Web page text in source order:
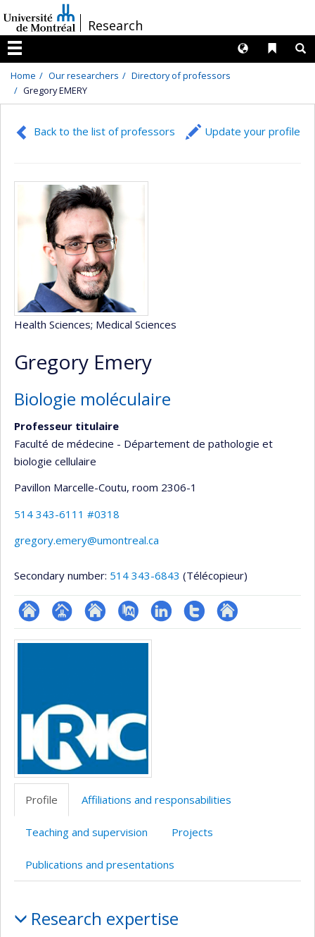
au
contenu
/Research
Menu
Liens
Langues
Home Our researchers
Directory of professors
Gregory EMERY
Back to the list of professors Update your profile
Health Sciences; Medical Sciences
Gregory Emery
Biologie moléculaire
Professeur titulaire
Faculté de médecine - Département de pathologie et
biologie cellulaire
Pavillon Marcelle-Coutu, room 2306-1
514 343-6111 #0318
gregory.emery@umontreal.ca
Secondary number: 514 343-6843 (Télécopieur)
ResearchGate
Page Site
recherche
PubMedLinkedInCompteAutre
Media
Profile Affiliations and responsabilities
Teaching and supervision Projects
Publications and presentations
Research expertise